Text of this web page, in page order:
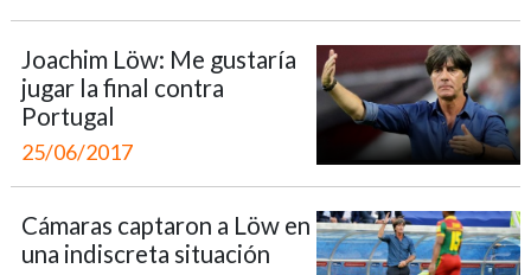
Joachim Löw: Me gustaría
jugar la final contra
Portugal
25/06/2017
Cámaras captaron a Löw en
una indiscreta situación